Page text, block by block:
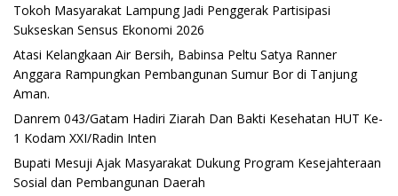
Tokoh Masyarakat Lampung Jadi Penggerak Partisipasi
Sukseskan Sensus Ekonomi 2026
Atasi Kelangkaan Air Bersih, Babinsa Peltu Satya Ranner
Anggara Rampungkan Pembangunan Sumur Bor di Tanjung
Aman.
Danrem 043/Gatam Hadiri Ziarah Dan Bakti Kesehatan HUT Ke-
1 Kodam XXI/Radin Inten
Bupati Mesuji Ajak Masyarakat Dukung Program Kesejahteraan
Sosial dan Pembangunan Daerah